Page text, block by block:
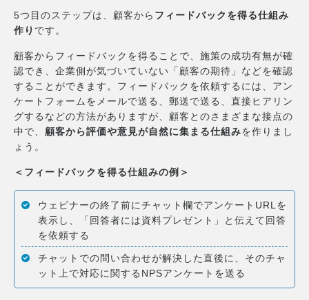
5つ目のステップは、顧客から フィードバックを得る仕組み
作り です。
顧客からフィードバックを得ることで、施策の成功有無が確
認でき、企業側が気づいていない「顧客の期待」などを確認
することができます。フィードバックを依頼するには、アン
ケートフォームをメールで送る、郵送で送る、直接ヒアリン
グするなどの方法がありますが、顧客とのさまざまな接点の
中で、 顧客から評価や意見が自然に集まる仕組みを作りまし
ょう。
＜フィードバックを得る仕組みの例＞
ウェビナーの終了前にチャット欄でアンケートURLを
表示し、「回答者には資料プレゼント」と伝えて回答
を依頼する
チャットでの問い合わせが解決した直後に、そのチャ
ット上で対応に関するNPSアンケートを送る